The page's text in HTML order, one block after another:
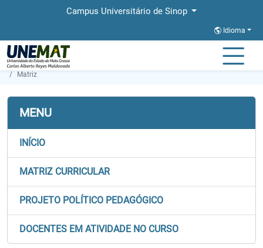
Campus Universitário de Sinop
Idioma
Página Inicial
Pedagogia
Matriz
MENU
INÍCIO
MATRIZ CURRICULAR
PROJETO POLÍTICO PEDAGÓGICO
DOCENTES EM ATIVIDADE NO CURSO